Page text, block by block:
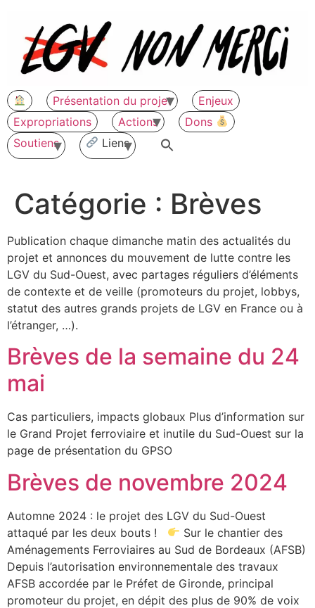
contenu
Présentation du projet
Enjeux
Expropriations
Actions
Dons
Soutiens
Liens
Catégorie : Brèves
Publication chaque dimanche matin des actualités du
projet et annonces du mouvement de lutte contre les
LGV du Sud-Ouest, avec partages réguliers d’éléments
de contexte et de veille (promoteurs du projet, lobbys,
statut des autres grands projets de LGV en France ou à
l’étranger, …).
Brèves de la semaine du 24
mai
Cas particuliers, impacts globaux Plus d’information sur
le Grand Projet ferroviaire et inutile du Sud-Ouest sur la
page de présentation du GPSO
Brèves de novembre 2024
Automne 2024 : le projet des LGV du Sud-Ouest
attaqué par les deux bouts !
Sur le chantier des
Aménagements Ferroviaires au Sud de Bordeaux (AFSB)
Depuis l’autorisation environnementale des travaux
AFSB accordée par le Préfet de Gironde, principal
promoteur du projet, en dépit des plus de 90% de voix